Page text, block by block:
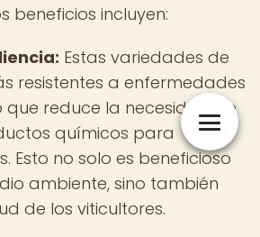
beneficios incluyen:
Estas variedades de
resistentes a enfermedades
que reduce la necesidad de
químicos para
Esto no solo es beneficioso
ambiente, sino también
de los viticultores.